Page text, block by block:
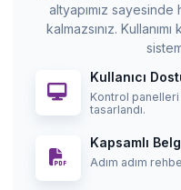
altyapımız sayesinde
kalmazsınız.
Kullanıcı
Kontrol panelleri
tasarlandı.
Kapsamlı
Adım adım